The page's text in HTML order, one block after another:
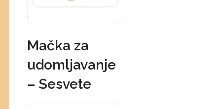
Mačka za
udomljavanje
– Sesvete